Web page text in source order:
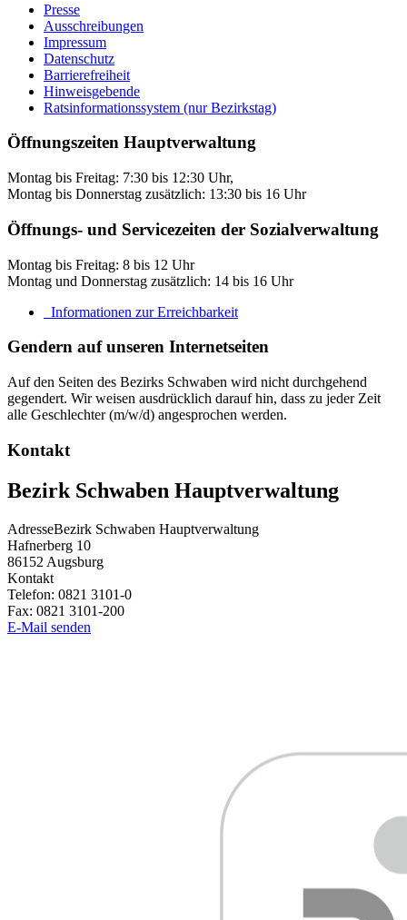
Presse
Ausschreibungen
Impressum
Datenschutz
Barrierefreiheit
Hinweisgebende
Ratsinformationssystem (nur Bezirkstag)
Öffnungszeiten Hauptverwaltung
Montag bis Freitag: 7:30 bis 12:30 Uhr,
Montag bis Donnerstag zusätzlich: 13:30 bis 16 Uhr
Öffnungs- und Servicezeiten der Sozialverwaltung
Montag bis Freitag: 8 bis 12 Uhr
Montag und Donnerstag zusätzlich: 14 bis 16 Uhr
Informationen zur Erreichbarkeit
Gendern auf unseren Internetseiten
Auf den Seiten des Bezirks Schwaben wird nicht durchgehend
gegendert. Wir weisen ausdrücklich darauf hin, dass zu jeder Zeit
alle Geschlechter (m/w/d) angesprochen werden.
Kontakt
Bezirk Schwaben Hauptverwaltung
AdresseBezirk Schwaben Hauptverwaltung
Hafnerberg 10
86152 Augsburg
Kontakt
Telefon: 0821 3101-0
Fax: 0821 3101-200
E-Mail senden